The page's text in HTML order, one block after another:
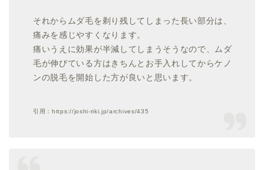
それからムダ毛を剃り残してしまった長い部分は、
痛みを感じやすくなります。
痛いうえに効果が半減してしまうそうなので、ムダ
毛が伸びている方はきちんとお手入れしてからケノ
ンの脱毛を開始した方が良いと思います。
引用：https://joshi-riki.jp/archives/435